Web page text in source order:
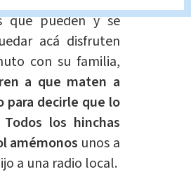
que pueden y se
acá disfruten
con su familia,
a que maten a
para decirle que lo
los hinchas
amémonos unos a
a una radio local.